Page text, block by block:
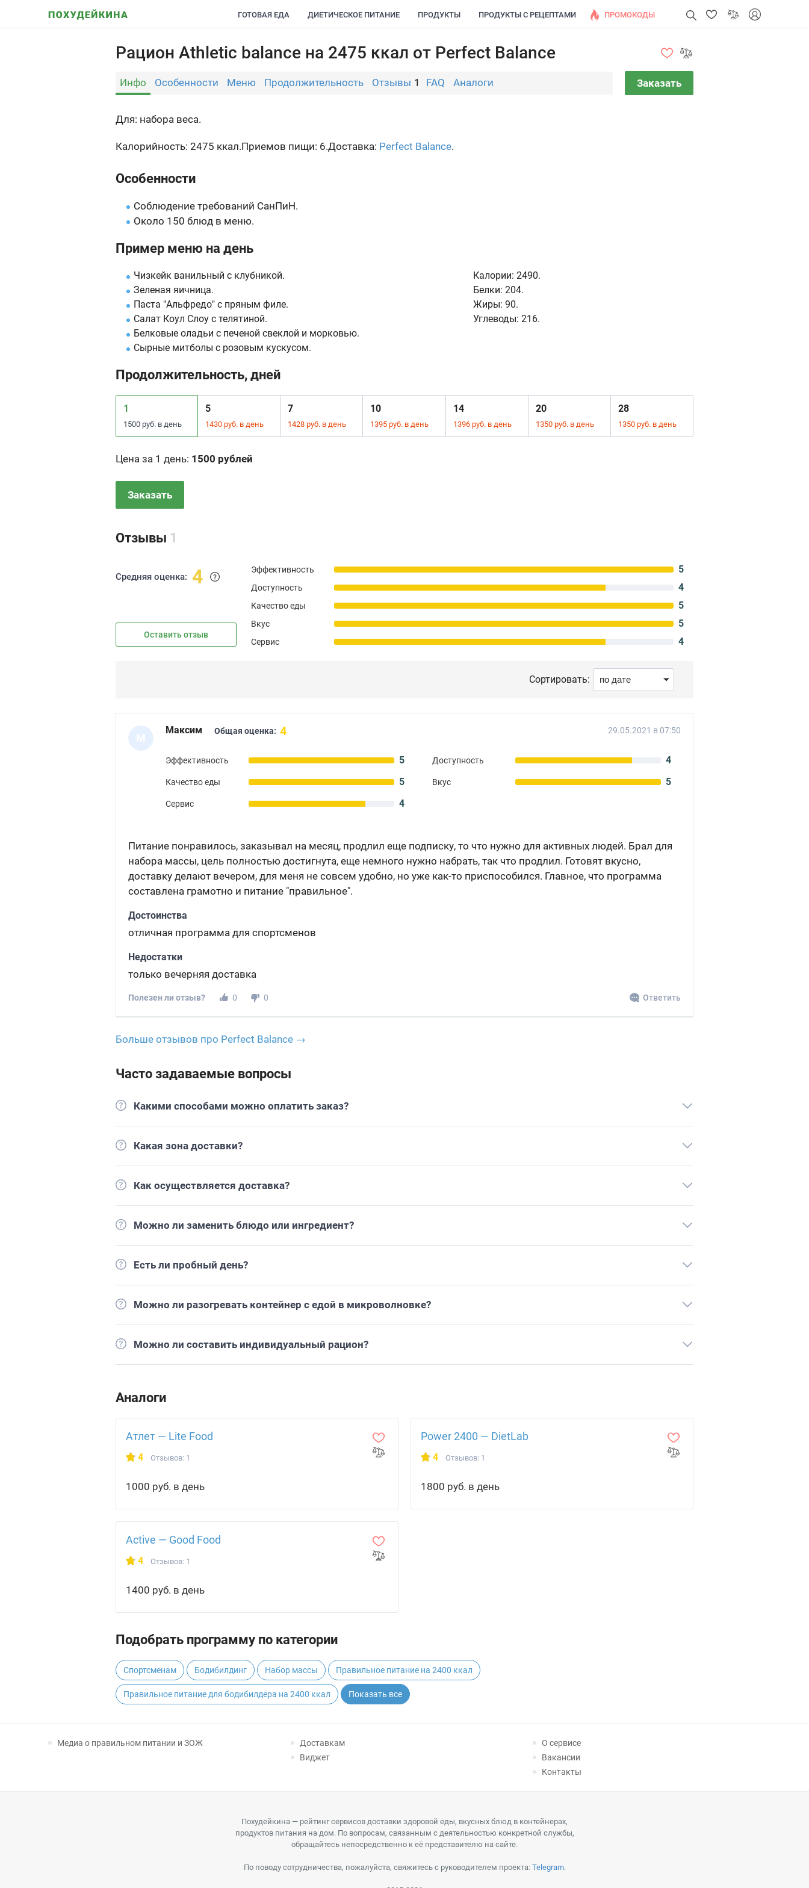
ГОТОВАЯ ЕДА ДИЕТИЧЕСКОЕ ПИТАНИЕ ПРОДУКТЫ ПРОДУКТЫ С РЕЦЕПТАМИ ПРОМОКОДЫ
Рацион Athletic balance на 2475 ккал от Perfect Balance
Инфо Особенности Меню Продолжительность Отзывы 1 FAQ Аналоги Заказать
Для: набора веса.
Калорийность: 2475 ккал.Приемов пищи: 6.Доставка: Perfect Balance.
Особенности
Соблюдение требований СанПиН.
Около 150 блюд в меню.
Пример меню на день
Чизкейк ванильный с клубникой.
Зеленая яичница.
Паста "Альфредо" с пряным филе.
Салат Коул Слоу с телятиной.
Белковые оладьи с печеной свеклой и морковью.
Сырные митболы с розовым кускусом.
Калории: 2490.
Белки: 204.
Жиры: 90.
Углеводы: 216.
Продолжительность, дней
1
1500 руб. в день
5
1430 руб. в день
7
1428 руб. в день
10
1395 руб. в день
14
1396 руб. в день
20
1350 руб. в день
28
1350 руб. в день
Цена за 1 день: 1500 рублей
Заказать
Отзывы 1
Средняя оценка: 4
Оставить отзыв
Эффективность 5
Доступность 4
Качество еды 5
Вкус 5
Сервис 4
Сортировать:
М
Максим Общая оценка: 4 29.05.2021 в 07:50
Эффективность 5 Доступность 4
Качество еды 5 Вкус 5
Сервис 4
Питание понравилось, заказывал на месяц, продлил еще подписку, то что нужно для активных людей. Брал для
набора массы, цель полностью достигнута, еще немного нужно набрать, так что продлил. Готовят вкусно,
доставку делают вечером, для меня не совсем удобно, но уже как-то приспособился. Главное, что программа
составлена грамотно и питание "правильное".
Достоинства
отличная программа для спортсменов
Недостатки
только вечерняя доставка
Полезен ли отзыв? 0 0 Ответить
Больше отзывов про Perfect Balance →
Часто задаваемые вопросы
Какими способами можно оплатить заказ?
Какая зона доставки?
Как осуществляется доставка?
Можно ли заменить блюдо или ингредиент?
Есть ли пробный день?
Можно ли разогревать контейнер с едой в микроволновке?
Можно ли составить индивидуальный рацион?
Аналоги
Атлет — Lite Food
4 Отзывов: 1
1000 руб. в день
Power 2400 — DietLab
4 Отзывов: 1
1800 руб. в день
Active — Good Food
4 Отзывов: 1
1400 руб. в день
Подобрать программу по категории
Спортсменам Бодибилдинг Набор массы Правильное питание на 2400 ккал
Правильное питание для бодибилдера на 2400 ккал Показать все
Медиа о правильном питании и ЗОЖ
Доставкам
Виджет
О сервисе
Вакансии
Контакты
Похудейкина — рейтинг сервисов доставки здоровой еды, вкусных блюд в контейнерах,
продуктов питания на дом. По вопросам, связанным с деятельностью конкретной службы,
обращайтесь непосредственно к её представителю на сайте.
По поводу сотрудничества, пожалуйста, свяжитесь с руководителем проекта: Telegram.